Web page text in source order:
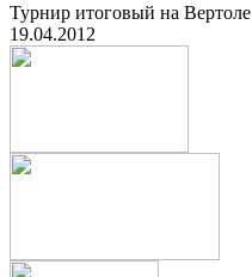
Турнир итоговый на Вертоле
19.04.2012